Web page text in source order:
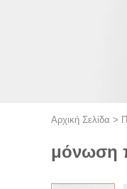
Αρχική Σελίδα >
μόνωση